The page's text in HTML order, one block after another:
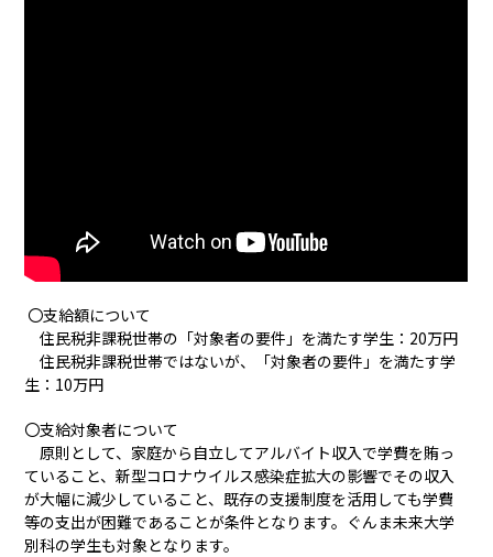
〇支給額について
住民税非課税世帯の「対象者の要件」を満たす学生：20万円
住民税非課税世帯ではないが、「対象者の要件」を満たす学
生：10万円
〇支給対象者について
原則として、家庭から自立してアルバイト収入で学費を賄っ
ていること、新型コロナウイルス感染症拡大の影響でその収入
が大幅に減少していること、既存の支援制度を活用しても学費
等の支出が困難であることが条件となります。ぐんま未来大学
別科の学生も対象となります。